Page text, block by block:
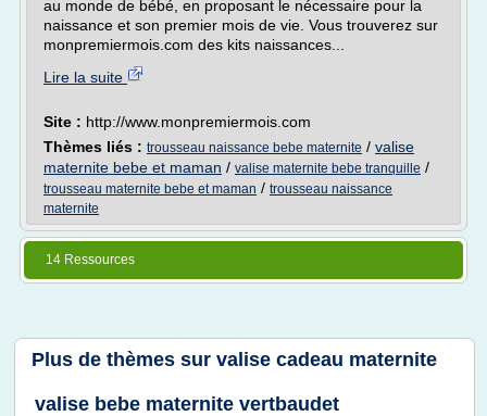
au monde de bébé, en proposant le nécessaire pour la
naissance et son premier mois de vie. Vous trouverez sur
monpremiermois.com des kits naissances...
Lire la suite
Site : http://www.monpremiermois.com
Thèmes liés : trousseau naissance bebe maternite / valise
maternite bebe et maman / valise maternite bebe tranquille /
trousseau maternite bebe et maman / trousseau naissance
maternite
14 Ressources
Plus de thèmes sur valise cadeau maternite
valise bebe maternite vertbaudet